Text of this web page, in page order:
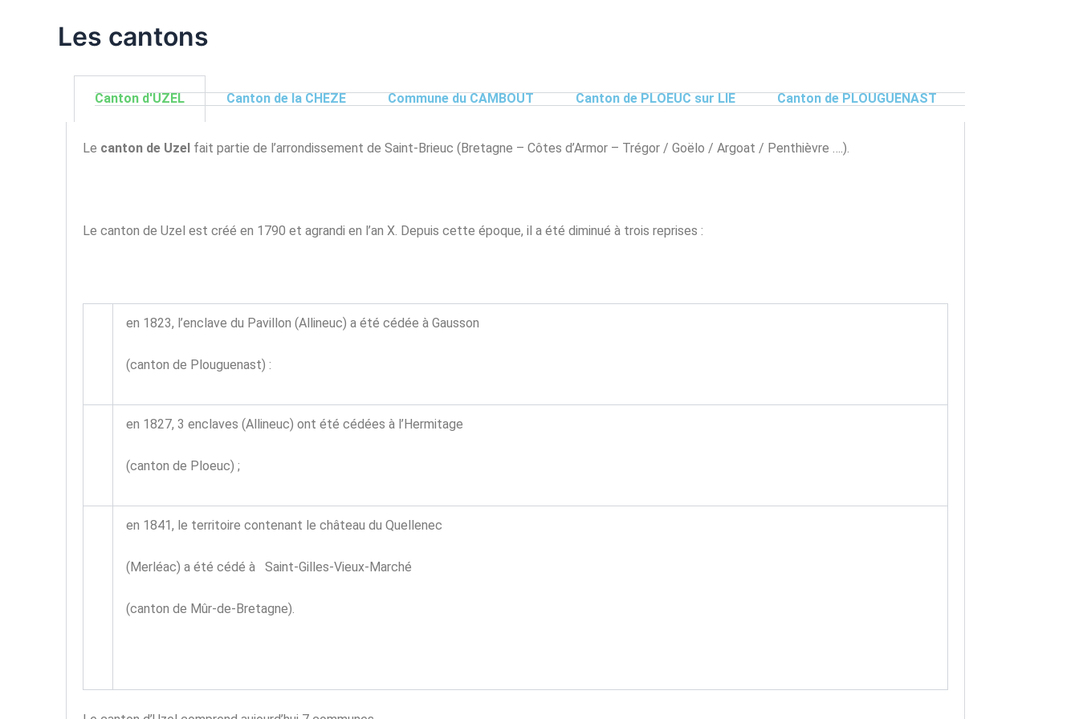
Les cantons
Canton d'UZEL Canton de la CHEZE Commune du CAMBOUT Canton de PLOEUC sur LIE Canton de PLOUGUENAST
Le canton de Uzel fait partie de l’arrondissement de Saint-Brieuc (Bretagne – Côtes d’Armor – Trégor / Goëlo / Argoat / Penthièvre ….).
Le canton de Uzel est créé en 1790 et agrandi en l’an X. Depuis cette époque, il a été diminué à trois reprises :
en 1823, l’enclave du Pavillon (Allineuc) a été cédée à Gausson
(canton de Plouguenast) :
en 1827, 3 enclaves (Allineuc) ont été cédées à l’Hermitage
(canton de Ploeuc) ;
en 1841, le territoire contenant le château du Quellenec
(Merléac) a été cédé à Saint-Gilles-Vieux-Marché
(canton de Mûr-de-Bretagne).